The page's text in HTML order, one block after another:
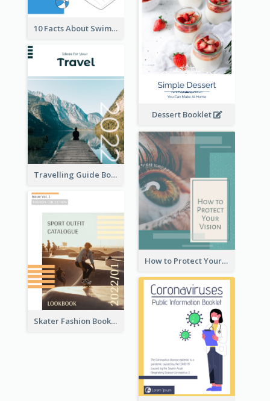
10 Facts About Swimming
Dessert Booklet
Travelling Guide Booklet
How to Protect Your Vision Booklet
Skater Fashion Booklet